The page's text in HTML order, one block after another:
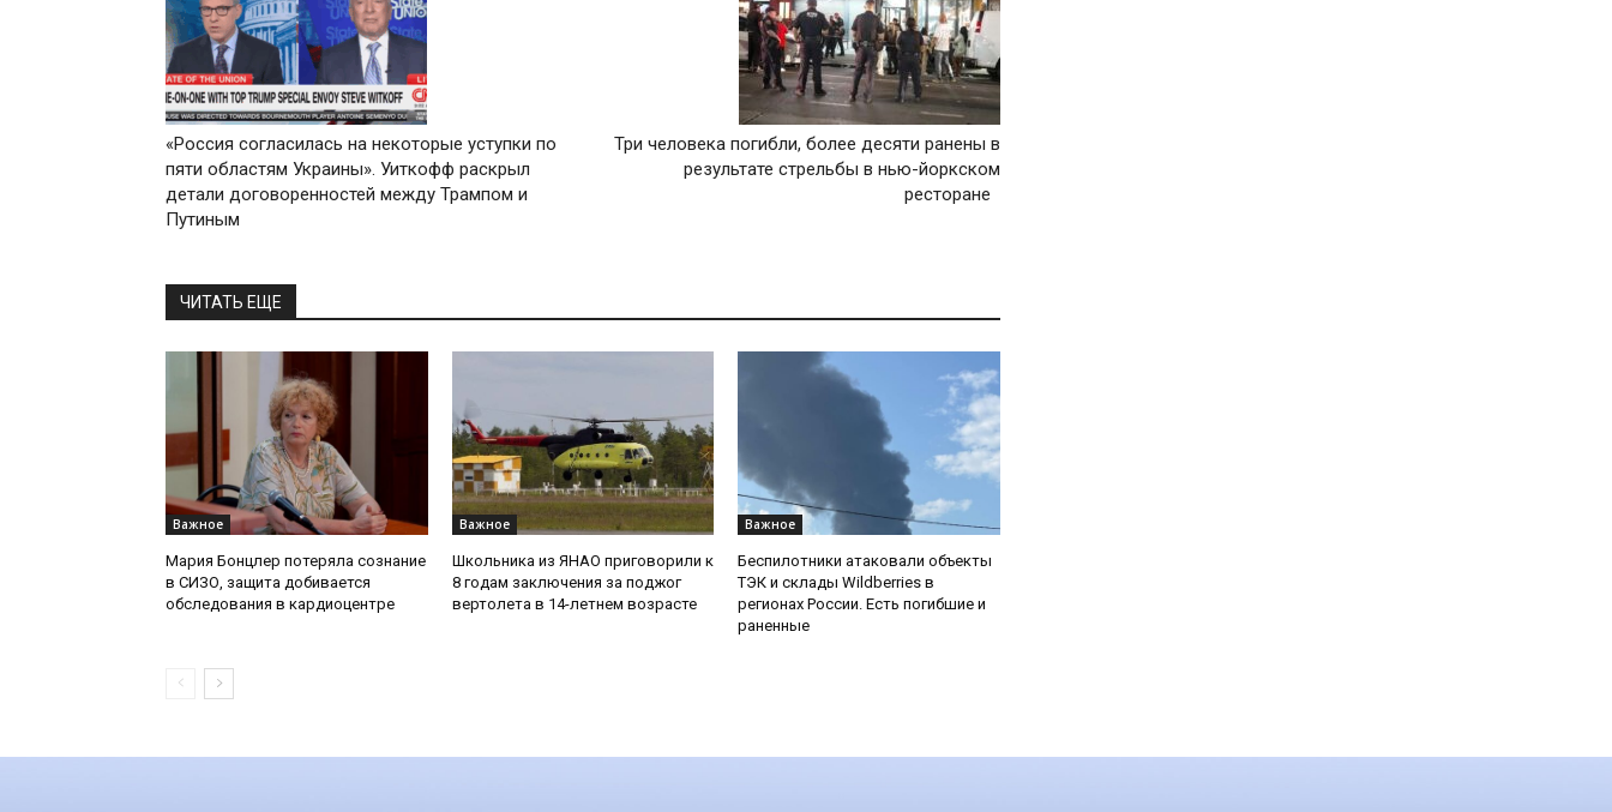
«Россия согласилась на некоторые уступки по
пяти областям Украины». Уиткофф раскрыл
детали договоренностей между Трампом и
Путиным
Три человека погибли, более десяти ранены в
результате стрельбы в нью-йоркском
ресторане
ЧИТАТЬ ЕЩЕ
Важное
Мария Бонцлер потеряла сознание
в СИЗО, защита добивается
обследования в кардиоцентре
Важное
Школьника из ЯНАО приговорили к
8 годам заключения за поджог
вертолета в 14-летнем возрасте
Важное
Беспилотники атаковали объекты
ТЭК и склады Wildberries в
регионах России. Есть погибшие и
раненные